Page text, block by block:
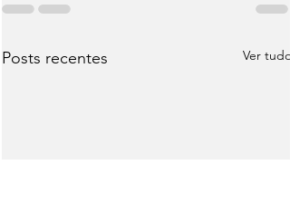
Posts recentes Ver tudo